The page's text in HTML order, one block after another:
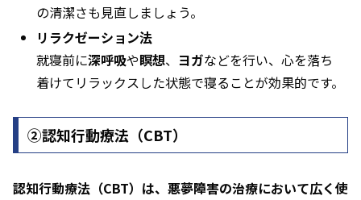
の清潔さも見直しましょう。
リラクゼーション法
就寝前に深呼吸や瞑想、 ヨガなどを行い、心を落ち
着けてリラックスした状態で寝ることが効果的です。
②認知行動療法（CBT）
認知行動療法（CBT）は、悪夢障害の治療において広く使